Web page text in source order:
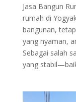
Jasa Bangun
rumah di
bangunan,
yang nyaman,
Sebagai salah
yang